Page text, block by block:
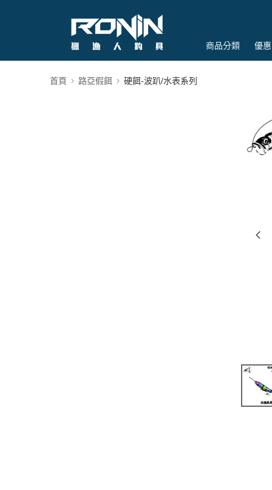
商品分類 優
首頁 路亞假餌 硬餌-波趴/水表系列